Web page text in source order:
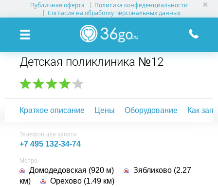
Публичная оферта
Политика конфеденциальности
Согласие на обработку персональных данных
УСЛУГИ КЛИНИК
КЛИНИКИ НА КАРТЕ
ПАМЯТКА ПАЦИЕНТУ
АКЦИИ
О ПРОЕКТЕ
Детская поликлиника №12
Краткое описание Цены Оборудование Как
Телефон для записи
+7 495 132-34-74
Метро
Домодедовская (920 м)
Зябликово (2.27
км)
Орехово (1.49 км)